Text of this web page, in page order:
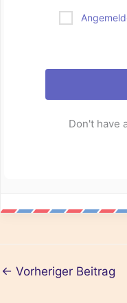
Don't have
← Vorheriger Beitrag